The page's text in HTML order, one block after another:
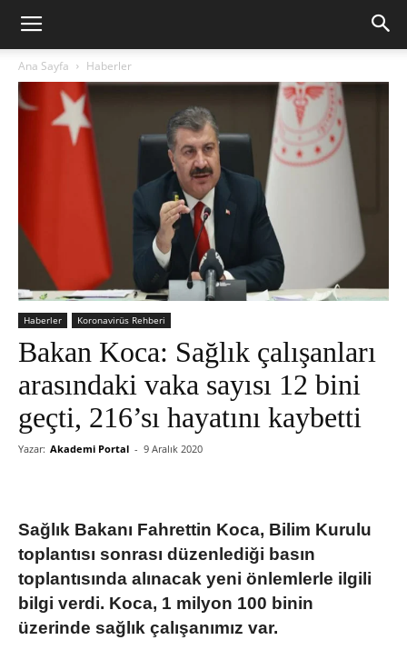
Ana Sayfa Haberler
Haberler Koronavirüs Rehberi
Bakan Koca: Sağlık çalışanları
arasındaki vaka sayısı 12 bini
geçti, 216’sı hayatını kaybetti
Yazar: Akademi Portal - 9 Aralık 2020
Sağlık Bakanı Fahrettin Koca, Bilim Kurulu
toplantısı sonrası düzenlediği basın
toplantısında alınacak yeni önlemlerle ilgili
bilgi verdi. Koca, 1 milyon 100 binin
üzerinde sağlık çalışanımız var.